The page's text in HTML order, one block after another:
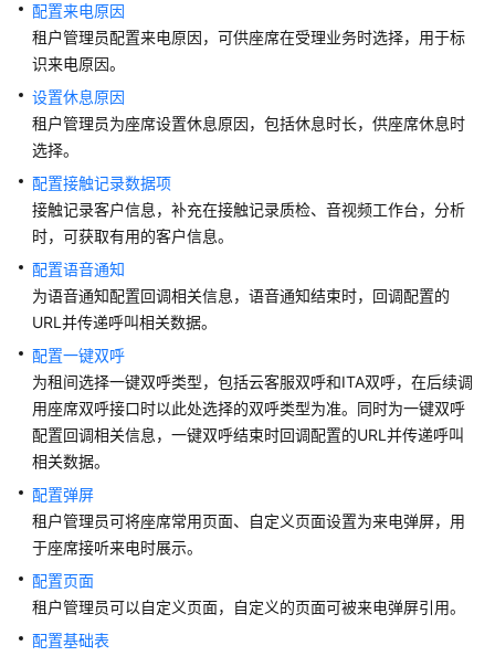
介
绍
快
速
入
用
户
指
南
制
台
操
作
指
南
户
管
理
配置来电原因
租户管理员配置来电原因，可供座席在受理业务时选择，用于标
识来电原因。
设置休息原因
租户管理员为座席设置休息原因，包括休息时长，供座席休息时
选择。
配置接触记录数据项
接触记录客户信息，补充在接触记录质检、音视频工作台，分析
时，可获取有用的客户信息。
配置语音通知
为语音通知配置回调相关信息，语音通知结束时，回调配置的
URL并传递呼叫相关数据。
配置一键双呼
为租间选择一键双呼类型，包括云客服双呼和ITA双呼，在后续调
用座席双呼接口时以此处选择的双呼类型为准。同时为一键双呼
配置回调相关信息，一键双呼结束时回调配置的URL并传递呼叫
相关数据。
配置弹屏
租户管理员可将座席常用页面、自定义页面设置为来电弹屏，用
于座席接听来电时展示。
配置页面
租户管理员可以自定义页面，自定义的页面可被来电弹屏引用。
配置基础表